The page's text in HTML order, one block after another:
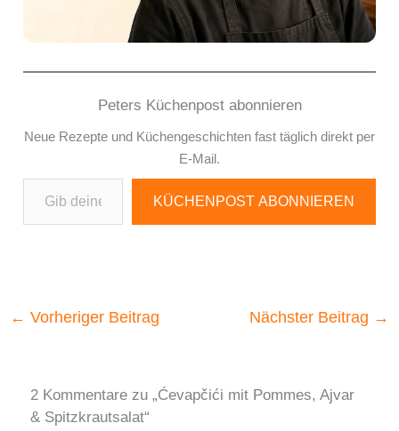
Peters Küchenpost abonnieren
Neue Rezepte und Küchengeschichten fast täglich direkt per
E-Mail.
Gib deine E-Mail-Adresse ein ...
KÜCHENPOST ABONNIEREN
← Vorheriger Beitrag Nächster Beitrag →
2 Kommentare zu „Ćevapčići mit Pommes, Ajvar
& Spitzkrautsalat“